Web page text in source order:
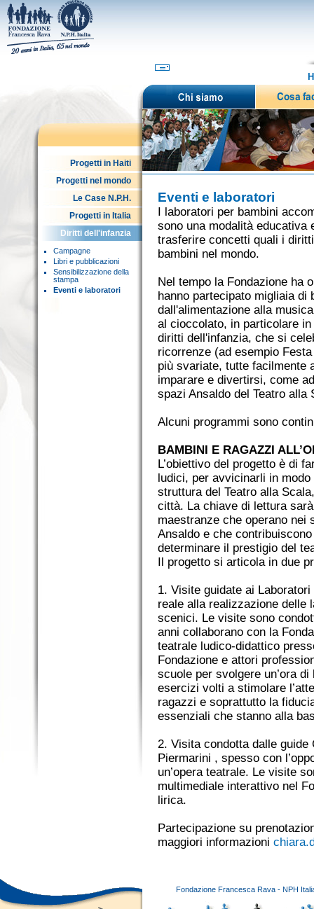
Progetti in Haiti
Progetti nel mondo
Le Case N.P.H.
Progetti in Italia
Diritti dell'infanzia
Campagne
Libri e pubblicazioni
Sensibilizzazione della
stampa
Eventi e laboratori
Eventi e laboratori
I laboratori per bambini
sono una modalità educativa
trasferire concetti quali i
bambini nel mondo.
Nel tempo la Fondazione ha
hanno partecipato migliaia di
dall'alimentazione alla
al cioccolato, in particolare
diritti dell'infanzia, che si
ricorrenze (ad esempio
più svariate, tutte facilmente
imparare e divertirsi, come
spazi Ansaldo del Teatro alla
Alcuni programmi sono
BAMBINI E RAGAZZI
L’obiettivo del progetto è di
ludici, per avvicinarli in
struttura del Teatro alla
città. La chiave di lettura
maestranze che operano nei
Ansaldo e che
determinare il prestigio del
Il progetto si articola in due
1. Visite guidate ai
reale alla realizzazione delle
scenici. Le visite sono
anni collaborano con la
teatrale ludico-didattico
Fondazione e attori
scuole per svolgere un’ora
esercizi volti a stimolare
ragazzi e soprattutto la
essenziali che stanno alla
2. Visita condotta dalle guide
Piermarini , spesso con
un’opera teatrale. Le visite
multimediale interattivo nel
lirica.
Partecipazione su
maggiori informazioni
Fondazione Francesca Rava - NPH